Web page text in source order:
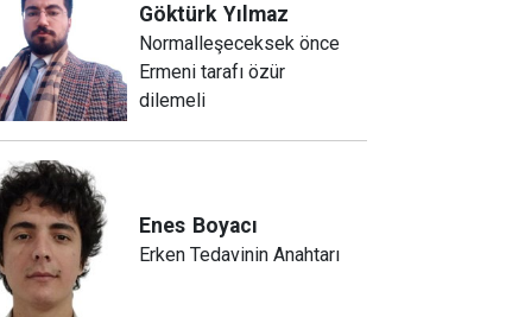
Göktürk Yılmaz
Normalleşeceksek önce
Ermeni tarafı özür
dilemeli
Enes Boyacı
Erken Tedavinin Anahtarı